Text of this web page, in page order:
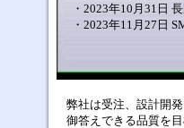
・2023年10月31日
・2023年11月27日
弊社は受注、設計開
御答えできる品質を